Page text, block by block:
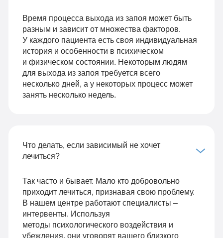
Время процесса выхода из запоя может быть
разным и зависит от множества факторов.
У каждого пациента есть своя индивидуальная
история и особенности в психическом
и физическом состоянии. Некоторым людям
для выхода из запоя требуется всего
несколько дней, а у некоторых процесс может
занять несколько недель.
Что делать, если зависимый не хочет
лечиться?
Так часто и бывает. Мало кто добровольно
приходит лечиться, признавая свою проблему.
В нашем центре работают специалисты –
интервенты. Используя
методы психологического воздействия и
убеждения, они уговорят вашего близкого